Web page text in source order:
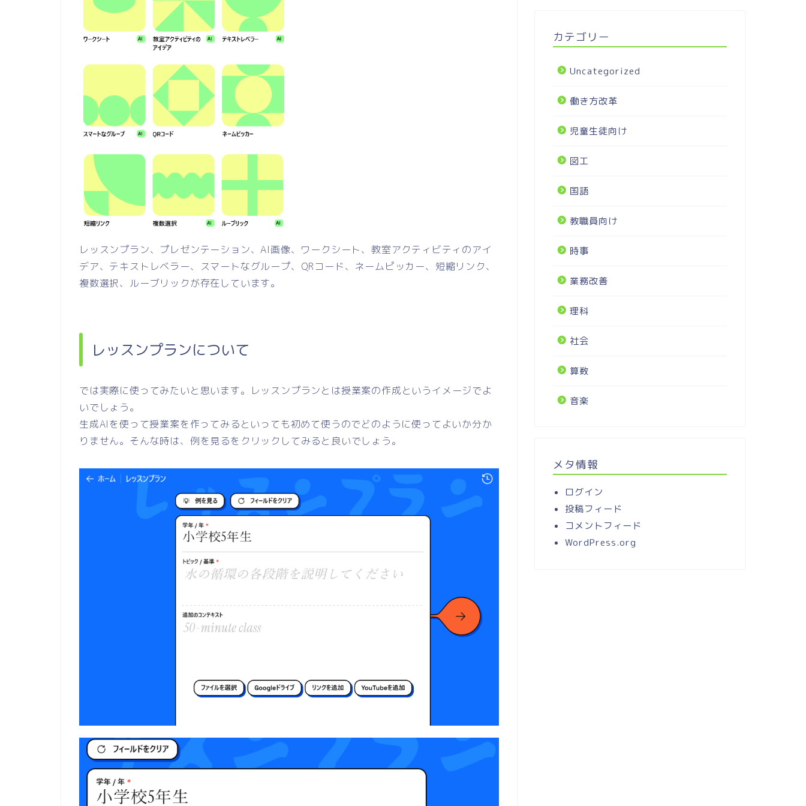
レッスンプラン、プレゼンテーション、AI画像、ワークシート、教室アクティビティのアイ
デア、テキストレベラー、スマートなグループ、QRコード、ネームピッカー、短縮リンク、
複数選択、ルーブリックが存在しています。
レッスンプランについて
では実際に使ってみたいと思います。レッスンプランとは授業案の作成というイメージでよ
いでしょう。
生成AIを使って授業案を作ってみるといっても初めて使うのでどのように使ってよいか分か
りません。そんな時は、例を見るをクリックしてみると良いでしょう。
カテゴリー
Uncategorized
働き方改革
児童生徒向け
図工
国語
教職員向け
時事
業務改善
理科
社会
算数
音楽
メタ情報
ログイン
投稿フィード
コメントフィード
WordPress.org